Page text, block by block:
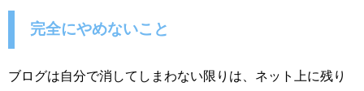
完全にやめないこと
ブログは自分で消してしまわない限りは、ネット上に残り